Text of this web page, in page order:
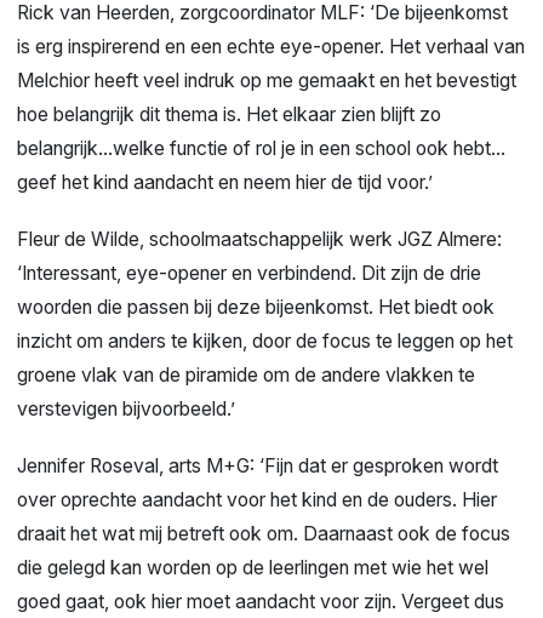
Rick van Heerden, zorgcoordinator MLF: ‘De bijeenkomst
is erg inspirerend en een echte eye-opener. Het verhaal van
Melchior heeft veel indruk op me gemaakt en het bevestigt
hoe belangrijk dit thema is. Het elkaar zien blijft zo
belangrijk…welke functie of rol je in een school ook hebt…
geef het kind aandacht en neem hier de tijd voor.’
Fleur de Wilde, schoolmaatschappelijk werk JGZ Almere:
‘Interessant, eye-opener en verbindend. Dit zijn de drie
woorden die passen bij deze bijeenkomst. Het biedt ook
inzicht om anders te kijken, door de focus te leggen op het
groene vlak van de piramide om de andere vlakken te
verstevigen bijvoorbeeld.’
Jennifer Roseval, arts M+G: ‘Fijn dat er gesproken wordt
over oprechte aandacht voor het kind en de ouders. Hier
draait het wat mij betreft ook om. Daarnaast ook de focus
die gelegd kan worden op de leerlingen met wie het wel
goed gaat, ook hier moet aandacht voor zijn. Vergeet dus